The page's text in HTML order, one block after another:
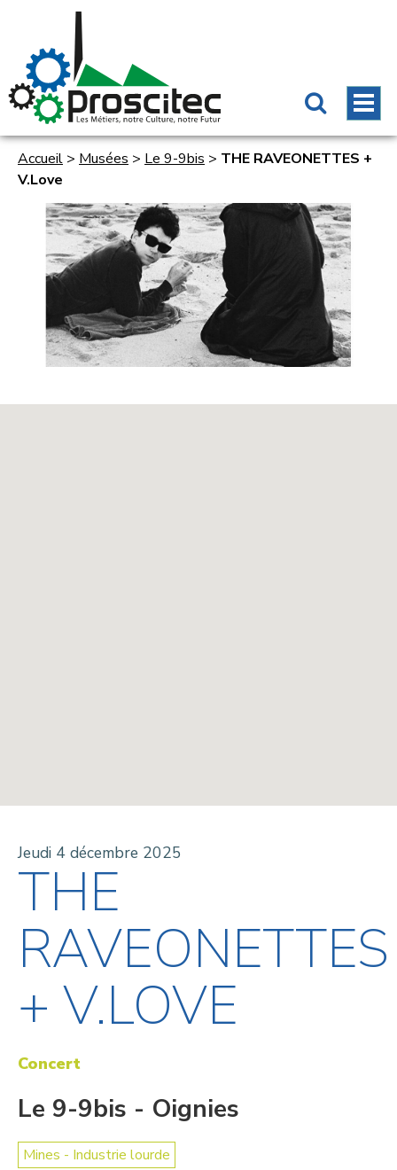
Accueil > Musées > Le 9-9bis > THE RAVEONETTES +
V.Love
Jeudi 4 décembre 2025
THE
RAVEONETTES
+ V.LOVE
Concert
Le 9-9bis - Oignies
Mines - Industrie lourde